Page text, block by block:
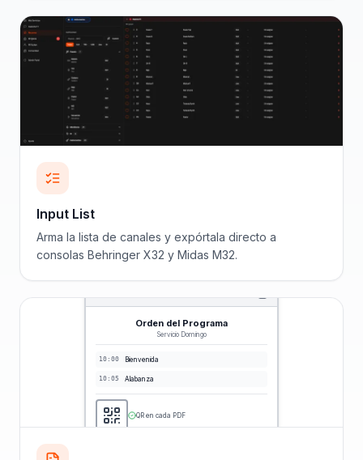
Input List
Arma la lista de canales y expórtala directo a
consolas Behringer X32 y Midas M32.
Orden del Programa
Servicio Domingo
10:00 Bienvenida
10:05 Alabanza
QR en cada PDF